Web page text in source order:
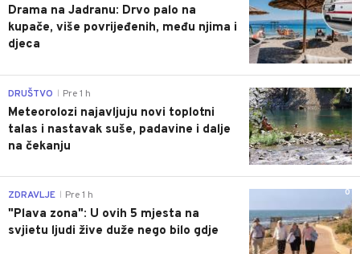
Drama na Jadranu: Drvo palo na
kupače, više povrijeđenih, među njima i
djeca
0
DRUŠTVO Pre 1 h
Meteorolozi najavljuju novi toplotni
talas i nastavak suše, padavine i dalje
na čekanju
0
ZDRAVLJE Pre 1 h
"Plava zona": U ovih 5 mjesta na
svjietu ljudi žive duže nego bilo gdje